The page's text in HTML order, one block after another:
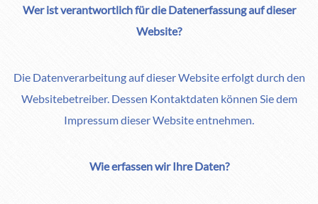
Wer ist verantwortlich für die Datenerfassung auf dieser
Website?
Die Datenverarbeitung auf dieser Website erfolgt durch den
Websitebetreiber. Dessen Kontaktdaten können Sie dem
Impressum dieser Website entnehmen.
Wie erfassen wir Ihre Daten?